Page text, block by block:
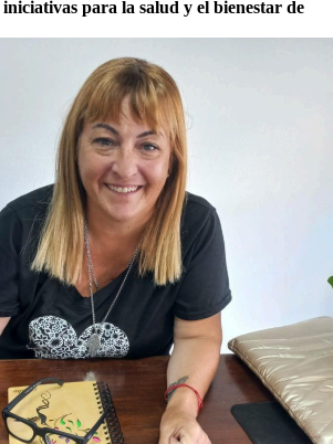
para la salud y el bienestar de